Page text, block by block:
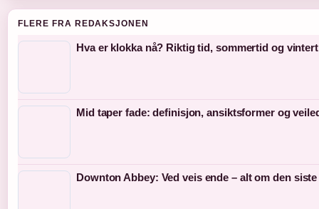
FLERE FRA REDAKSJONEN
Hva er klokka nå? Riktig tid, sommertid og
Mid taper fade: definisjon, ansiktsformer og
Downton Abbey: Ved veis ende – alt om den